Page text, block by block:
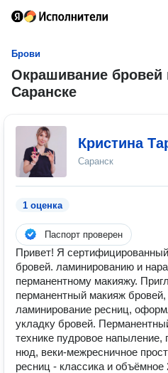
Брови
Окрашивание бровей
Саранске
Кристина
Саранск
1 оценка
Паспорт проверен
Привет! Я
бровей. ламинированию и
перманентному макияжу.
перманентный макияж
ламинирование ресниц,
укладку бровей.
технике пудровое напыление,
нюд, веки-межресничное
ресниц - классика и